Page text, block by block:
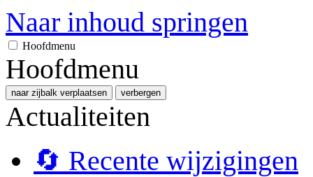
Naar inhoud springen
Hoofdmenu
Hoofdmenu
naar zijbalk verplaatsen verbergen
Actualiteiten
🔄 Recente wijzigingen